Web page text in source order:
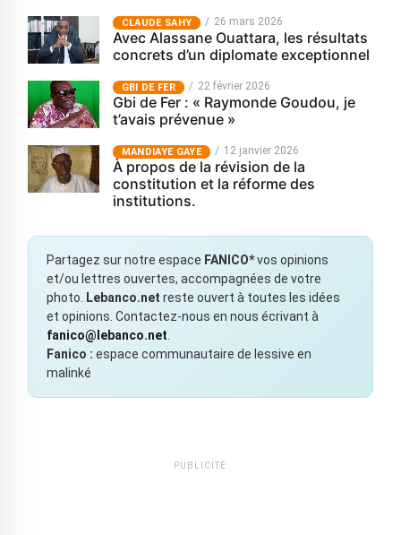
CLAUDE SAHY 26 mars 2026
Avec Alassane Ouattara, les résultats
concrets d’un diplomate exceptionnel
GBI DE FER 22 février 2026
Gbi de Fer : « Raymonde Goudou, je
t’avais prévenue »
MANDIAYE GAYE 12 janvier 2026
À propos de la révision de la
constitution et la réforme des
institutions.
Partagez sur notre espace FANICO*vos opinions
et/ou lettres ouvertes, accompagnées de votre
photo.
Lebanco.net reste ouvert à toutes les idées
et opinions. Contactez-nous en nous écrivant à
fanico@lebanco.net
Fanico : espace communautaire de lessive en
malinké
PUBLICITÉ